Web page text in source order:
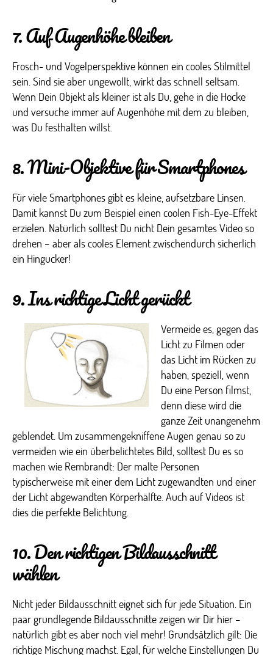
7. Auf Augenhöhe bleiben
Frosch- und Vogelperspektive können ein cooles Stilmittel
sein. Sind sie aber ungewollt, wirkt das schnell seltsam.
Wenn Dein Objekt als kleiner ist als Du, gehe in die Hocke
und versuche immer auf Augenhöhe mit dem zu bleiben,
was Du festhalten willst.
8. Mini-Objektive für Smartphones
Für viele Smartphones gibt es kleine, aufsetzbare Linsen.
Damit kannst Du zum Beispiel einen coolen Fish-Eye-Effekt
erzielen. Natürlich solltest Du nicht Dein gesamtes Video so
drehen – aber als cooles Element zwischendurch sicherlich
ein Hingucker!
9. Ins richtige Licht gerückt
Vermeide es, gegen das
Licht zu Filmen oder
das Licht im Rücken zu
haben, speziell, wenn
Du eine Person filmst,
denn diese wird die
ganze Zeit unangenehm
geblendet. Um zusammengekniffene Augen genau so zu
vermeiden wie ein überbelichtetes Bild, solltest Du es so
machen wie Rembrandt: Der malte Personen
typischerweise mit einer dem Licht zugewandten und einer
der Licht abgewandten Körperhälfte. Auch auf Videos ist
dies die perfekte Belichtung.
10. Den richtigen Bildausschnitt
wählen
Nicht jeder Bildausschnitt eignet sich für jede Situation. Ein
paar grundlegende Bildausschnitte zeigen wir Dir hier –
natürlich gibt es aber noch viel mehr! Grundsätzlich gilt: Die
richtige Mischung machst. Egal, für welche Einstellungen Du